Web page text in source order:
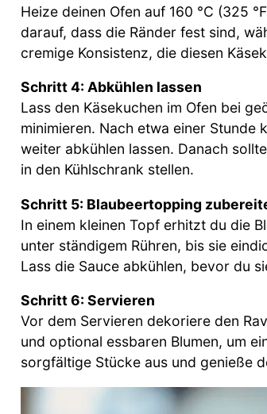
Heize deinen Ofen auf 160 °C (325
darauf, dass die Ränder fest sind,
cremige Konsistenz, die diesen
Schritt 4: Abkühlen lassen
Lass den Käsekuchen im Ofen bei
minimieren. Nach etwa einer Stunde
weiter abkühlen lassen. Danach
in den Kühlschrank stellen.
Schritt 5: Blaubeertopping
In einem kleinen Topf erhitzt du die
unter ständigem Rühren, bis sie
Lass die Sauce abkühlen, bevor du
Schritt 6: Servieren
Vor dem Servieren dekoriere den
und optional essbaren Blumen, um
sorgfältige Stücke aus und genieße